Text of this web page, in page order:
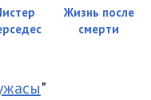
Жизнь после
смерти
"